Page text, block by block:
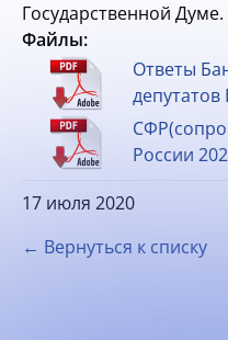
Государственной Думе.
Файлы:
Ответы
депутатов
России
17 июля 2020
← Вернуться к списку